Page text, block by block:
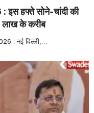
हफ्ते सोने-चांदी की
लाख के करीब
: नई दिल्ली,…